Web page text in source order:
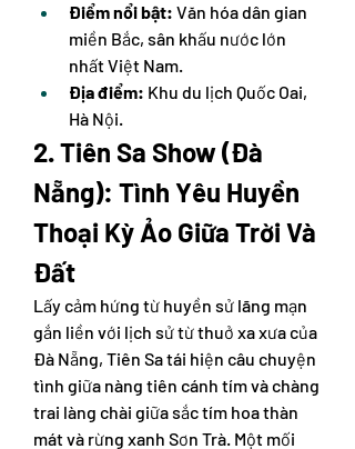
Điểm nổi bật: Văn hóa dân gian
miền Bắc, sân khấu nước lớn
nhất Việt Nam.
Địa điểm: Khu du lịch Quốc Oai,
Hà Nội.
2. Tiên Sa Show (Đà
Nẵng): Tình Yêu Huyền
Thoại Kỳ Ảo Giữa Trời Và
Đất
Lấy cảm hứng từ huyền sử lãng mạn
gắn liền với lịch sử từ thuở xa xưa của
Đà Nẵng, Tiên Sa tái hiện câu chuyện
tình giữa nàng tiên cánh tím và chàng
trai làng chài giữa sắc tím hoa thàn
mát và rừng xanh Sơn Trà. Một mối